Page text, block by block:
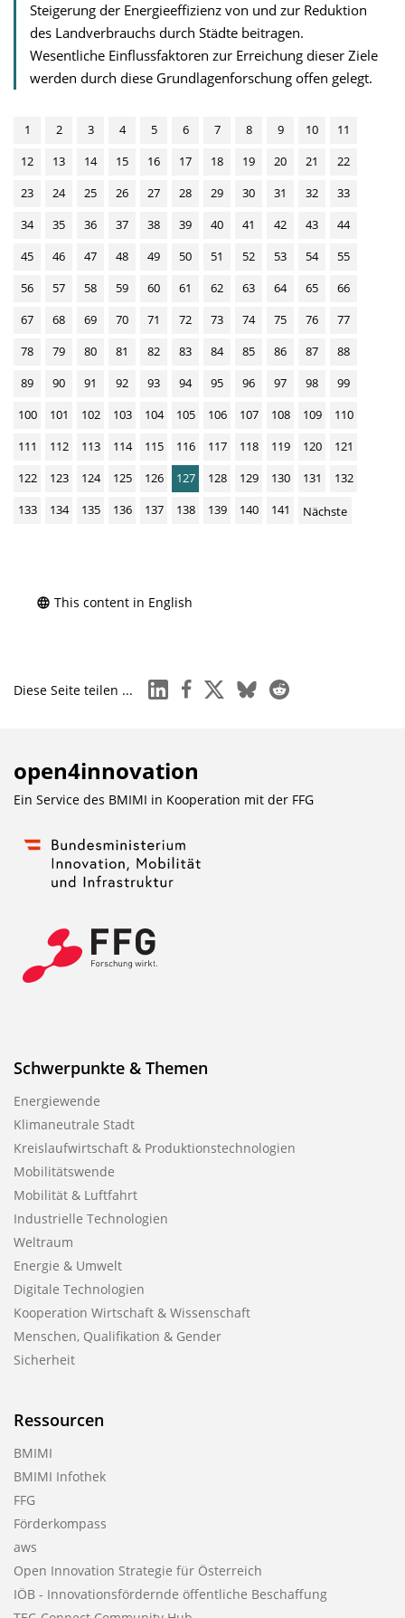
Steigerung der Energieeffizienz von und zur Reduktion
des Landverbrauchs durch Städte beitragen.
Wesentliche Einflussfaktoren zur Erreichung dieser Ziele
werden durch diese Grundlagenforschung offen gelegt.
1 2 3 4 5 6 7 8 9 10
11
12
13 14 15 16 17 18 19 20 21
22
23
24 25 26 27 28 29 30 31 32
33
34
35 36 37 38 39 40 41 42 43
44
45
46 47 48 49 50 51 52 53 54
55
56
57 58 59 60 61 62 63 64 65
66
67
68 69 70 71 72 73 74 75 76
77
78
79 80 81 82 83 84 85 86 87
88
89
90 91 92 93 94 95 96 97 98
99
100
101 102 103 104 105 106 107 108 109
110
111
112 113 114 115 116 117 118 119 120
121
122
123 124 125 126 127 128 129 130 131
132
133
134 135 136 137 138 139 140 141 Nächste
This content in English
Diese Seite teilen ... linkedinfacebook
x blueskyreddit
open4innovation
Ein Service des BMIMI in Kooperation mit der FFG
Schwerpunkte & Themen
Energiewende
Klimaneutrale Stadt
Kreislaufwirtschaft & Produktionstechnologien
Mobilitätswende
Mobilität & Luftfahrt
Industrielle Technologien
Weltraum
Energie & Umwelt
Digitale Technologien
Kooperation Wirtschaft & Wissenschaft
Menschen, Qualifikation & Gender
Sicherheit
Ressourcen
BMIMI
BMIMI Infothek
FFG
Förderkompass
aws
Open Innovation Strategie für Österreich
IÖB - Innovationsfördernde öffentliche Beschaffung